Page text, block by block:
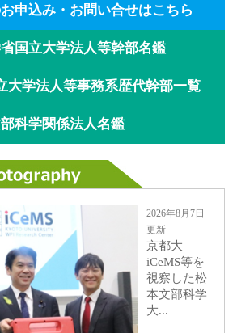
申込み・お問い合せはこちら
国立大学法人等幹部名鑑
大学法人等事務系歴代幹部一覧
科学関係法人名鑑
2026年8月7日
更新
京都大
iCeMS等を
視察した松
本文部科学
大...